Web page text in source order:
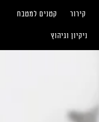
קירור קטנים למטבח
ניקיון וגיהוץ